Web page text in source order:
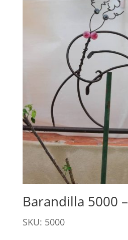
Barandilla 5000
SKU: 5000